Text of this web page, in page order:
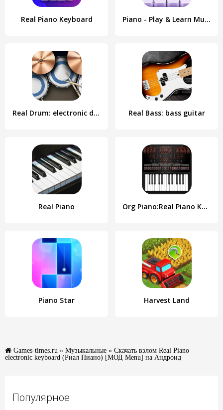
Популярное
Real Piano Keyboard Piano - Play & Learn Music
Real Drum: electronic drums Real Bass: bass guitar
Real Piano Org Piano:Real Piano Keyboard
Piano Star Harvest Land
Games-times.ru » Музыкальные » Скачать взлом Real Piano
electronic keyboard (Риал Пиано) [МОД Menu] на Андроид